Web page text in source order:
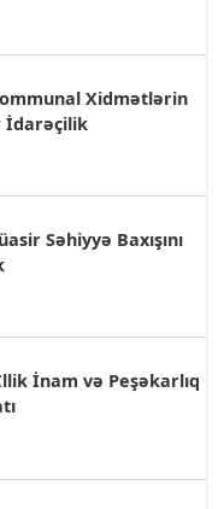
Xidmətlərin
İdarəçilik
Səhiyyə Baxışını
İnam və Peşəkarlıq